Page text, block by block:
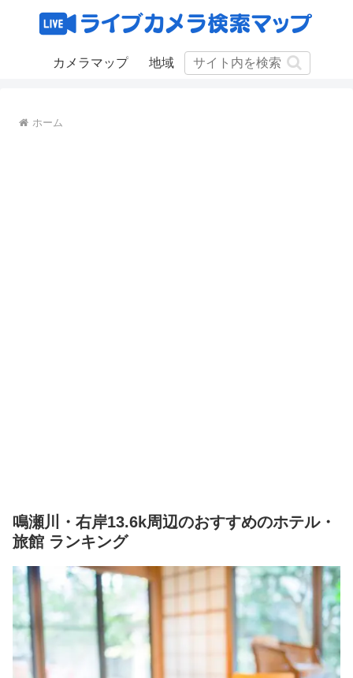
カメラマップ 地域
ホーム
鳴瀬川・右岸13.6k周辺のおすすめのホテル・
旅館 ランキング